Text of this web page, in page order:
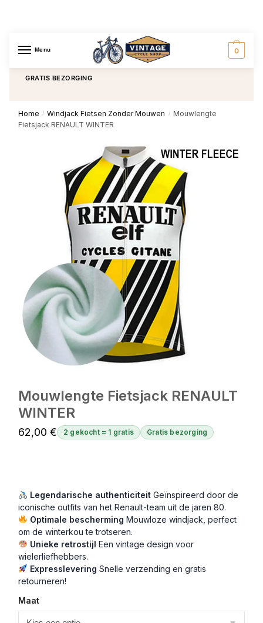
Menu 0
GRATIS BEZORGING
Home / Windjack Fietsen Zonder Mouwen / Mouwlengte
Fietsjack RENAULT WINTER
Mouwlengte Fietsjack RENAULT
WINTER
62,00 € 2 gekocht = 1 gratis Gratis bezorging
Legendarische authenticiteitGeïnspireerd door de
iconische outfits van het Renault-team uit de jaren 80.
Optimale bescherming Mouwloze windjack, perfect
om de winterkou te trotseren.
Unieke retrostijl Een vintage design voor
wielerliefhebbers.
Expresslevering Snelle verzending en gratis
retourneren!
Maat